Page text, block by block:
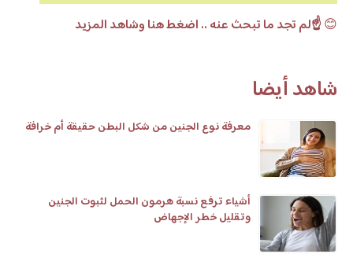
😊☝️لم تجد ما تبحث عنه .. اضغط هنا وشاهد المزيد
شاهد أيضا
معرفة نوع الجنين من شكل البطن حقيقة أم خرافة
أشياء ترفع نسبة هرمون الحمل لثبوت الجنين
وتقليل خطر الإجهاض